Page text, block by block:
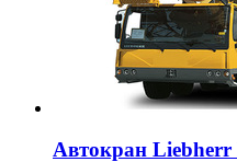
Автокран Liebherr